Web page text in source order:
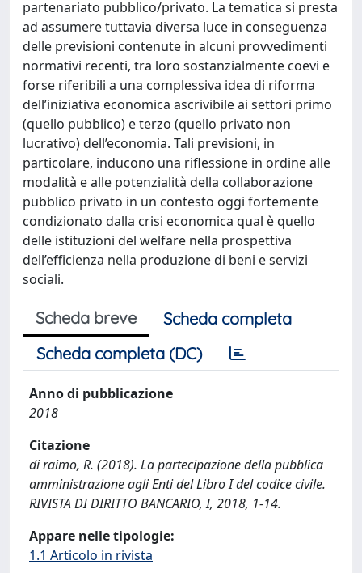
partenariato pubblico/privato. La tematica si presta
ad assumere tuttavia diversa luce in conseguenza
delle previsioni contenute in alcuni provvedimenti
normativi recenti, tra loro sostanzialmente coevi e
forse riferibili a una complessiva idea di riforma
dell’iniziativa economica ascrivibile ai settori primo
(quello pubblico) e terzo (quello privato non
lucrativo) dell’economia. Tali previsioni, in
particolare, inducono una riflessione in ordine alle
modalità e alle potenzialità della collaborazione
pubblico privato in un contesto oggi fortemente
condizionato dalla crisi economica qual è quello
delle istituzioni del welfare nella prospettiva
dell’efficienza nella produzione di beni e servizi
sociali.
Scheda breve
Scheda completa
Scheda completa (DC)
Anno di pubblicazione
2018
Citazione
di raimo, R. (2018). La partecipazione della pubblica
amministrazione agli Enti del Libro I del codice civile.
RIVISTA DI DIRITTO BANCARIO, I, 2018, 1-14.
Appare nelle tipologie:
1.1 Articolo in rivista